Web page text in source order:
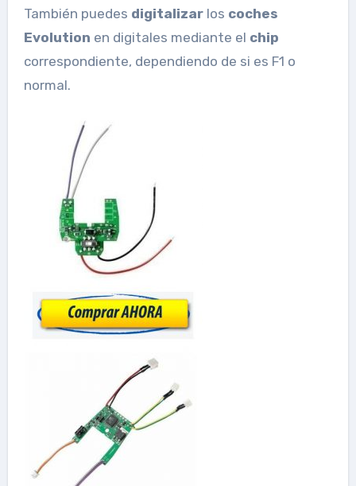
También puedes digitalizarlos coches
Evolution en digitales mediante el chip
correspondiente, dependiendo de si es F1 o
normal.